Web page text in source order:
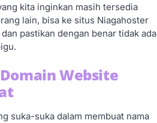
kita inginkan masih tersedia
lain, bisa ke situs Niagahoster
dan pastikan dengan benar tidak ada
Website
suka-suka dalam membuat nama